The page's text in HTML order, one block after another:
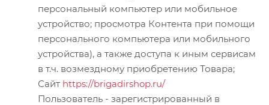
персональный компьютер или мобильное
устройство; просмотра Контента при помощи
персонального компьютера или мобильного
устройства), а также доступа к иным сервисам
в т.ч. возмездному приобретению Товара;
Сайт https://brigadirshop.ru/
Пользователь - зарегистрированный в